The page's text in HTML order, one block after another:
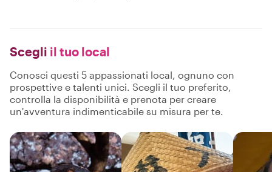
Scegli il tuo local
Conosci questi 5 appassionati local, ognuno con
prospettive e talenti unici. Scegli il tuo preferito,
controlla la disponibilità e prenota per creare
un'avventura indimenticabile su misura per te.